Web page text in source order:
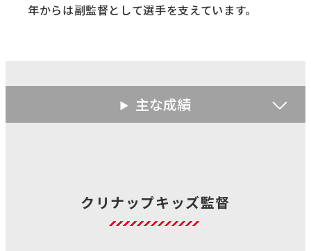
年からは副監督として選手を支えています。
主な成績
クリナップキッズ監督